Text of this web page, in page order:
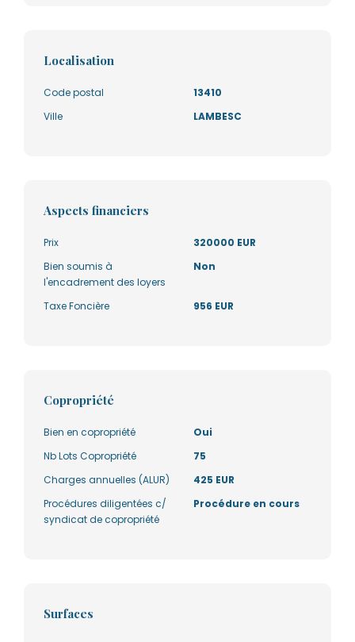
Localisation
Code postal
13410
Ville
LAMBESC
Aspects financiers
Prix
320000 EUR
Bien soumis à
l'encadrement des loyers
Non
Taxe Foncière 956 EUR
Copropriété
Bien en copropriété
Oui
Nb Lots Copropriété
75
Charges annuelles (ALUR)
425 EUR
Procédures diligentées c/
syndicat de copropriété
Procédure en cours
Surfaces